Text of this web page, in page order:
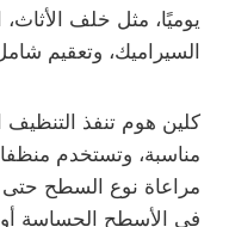
يوميًا، مثل خلف الأثاث،
السيراميك، وتعقيم
كلين هوم تنفذ
مناسبة، وتستخدم
مراعاة نوع السطح
في الأسطح الحساسة أو